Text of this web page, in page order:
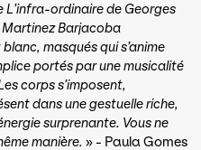
L’infra-ordinaire de Georges
Martinez Barjacoba
masqués qui s’anime
portés par une musicalité
corps s’imposent,
dans une gestuelle riche,
surprenante. Vous ne
manière. » - Paula Gomes